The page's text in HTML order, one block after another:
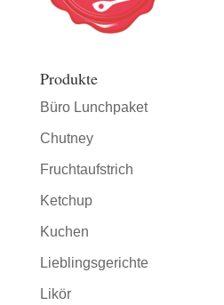
Produkte
Büro Lunchpaket
Chutney
Fruchtaufstrich
Ketchup
Kuchen
Lieblingsgerichte
Likör